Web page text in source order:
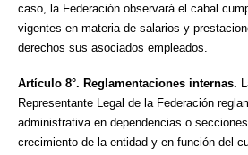
caso, la Federación observará el cabal
vigentes en materia de salarios y
derechos sus asociados empleados.
Artículo 8°. Reglamentaciones internas.
Representante Legal de la Federación
administrativa en dependencias o
crecimiento de la entidad y en función del